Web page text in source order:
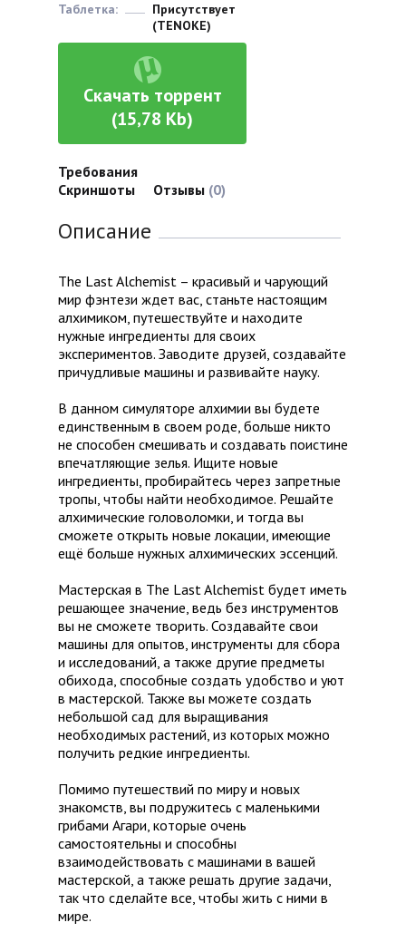
Таблетка:
Присутствует
(TENOKE)
Скачать торрент
(15,78 Kb)
Требования
Скриншоты
Отзывы (0)
Описание
The Last Alchemist – красивый и чарующий
мир фэнтези ждет вас, станьте настоящим
алхимиком, путешествуйте и находите
нужные ингредиенты для своих
экспериментов. Заводите друзей, создавайте
причудливые машины и развивайте науку.
В данном симуляторе алхимии вы будете
единственным в своем роде, больше никто
не способен смешивать и создавать поистине
впечатляющие зелья. Ищите новые
ингредиенты, пробирайтесь через запретные
тропы, чтобы найти необходимое. Решайте
алхимические головоломки, и тогда вы
сможете открыть новые локации, имеющие
ещё больше нужных алхимических эссенций.
Мастерская в The Last Alchemist будет иметь
решающее значение, ведь без инструментов
вы не сможете творить. Создавайте свои
машины для опытов, инструменты для сбора
и исследований, а также другие предметы
обихода, способные создать удобство и уют
в мастерской. Также вы можете создать
небольшой сад для выращивания
необходимых растений, из которых можно
получить редкие ингредиенты.
Помимо путешествий по миру и новых
знакомств, вы подружитесь с маленькими
грибами Агари, которые очень
самостоятельны и способны
взаимодействовать с машинами в вашей
мастерской, а также решать другие задачи,
так что сделайте все, чтобы жить с ними в
мире.